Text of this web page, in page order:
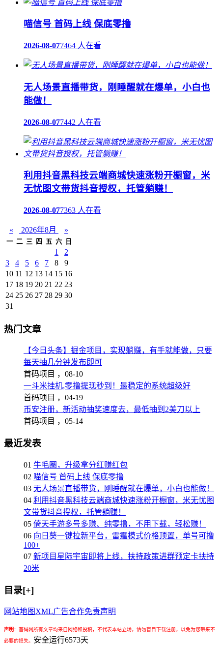
喵信号 首码上线 保底零撸
2026-08-077464 人在看
无人场景直播带货，刚睡醒就在爆单，小白也
能做！
2026-08-077442 人在看
利用抖音黑科技云端商城快速涨粉开橱窗，米
无忧图文带货抖音授权，托管躺赚！
2026-08-077363 人在看
« 2026年8月 »
一 二 三 四 五 六 日
1
2
3
4 5 6 7 8
9
10 11 12 13 14 15 16
17 18 19 20 21 22 23
24 25 26 27 28 29 30
31
热门文章
【今日头条】掘金项目，实现躺赚，有手就能做，只要
每天抽几分钟发布即可
首码项目 ， 08-10
一斗米挂机,零撸提现秒到！最稳定的系统超级好
首码项目 ， 04-19
币安注册，新活动抽奖速度去，最低抽到2美刀以上
首码项目 ， 05-14
最近发表
01 牛毛圈，升级拿分红赚红包
02 喵信号 首码上线 保底零撸
03 无人场景直播带货，刚睡醒就在爆单，小白也能做！
04 利用抖音黑科技云端商城快速涨粉开橱窗，米无忧图
文带货抖音授权，托管躺赚！
05 倚天手游多号多赚、纯零撸，不用下载，轻松赚！
06 向日葵一键拉新平台，雷霆模式价格顶置，单号可撸
100+
07 新项目星际宇宙即将上线，扶持政策进群预定卡扶持
20米
目录[+]
网站地图 XML广告合作免责声明
声明： 首码网所有文章均来自网络和投稿，不代表本站立场，请勿盲目下载注册，以免为您带来不
必要的损失。 安全运行6573天